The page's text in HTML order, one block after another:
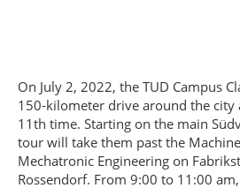
On July 2, 2022, the TUD Campus
150-kilometer drive around the city
11th time. Starting on the main
tour will take them past the
Mechatronic Engineering on
Rossendorf. From 9:00 to 11:00